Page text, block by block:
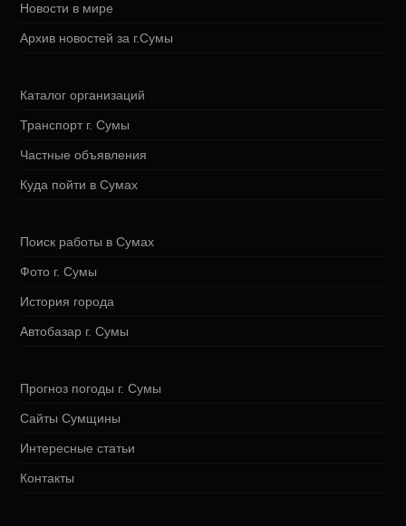
Новости в мире
Архив новостей за г.Сумы
Каталог организаций
Транспорт г. Сумы
Частные объявления
Куда пойти в Сумах
Поиск работы в Сумах
Фото г. Сумы
История города
Автобазар г. Сумы
Прогноз погоды г. Сумы
Сайты Сумщины
Интересные статьи
Контакты